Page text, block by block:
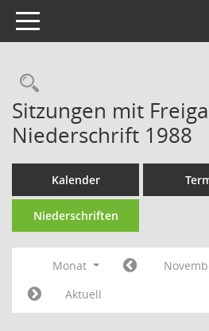
Toggle navigation
Rechercheauswahl
Sitzungen mit
Niederschrift 1988
Kalender
Niederschriften
Monat
Aktuell